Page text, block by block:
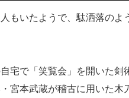
もいたようで、駄洒落のよ
で「笑覧会」を開いた剣
宮本武蔵が稽古に用いた木